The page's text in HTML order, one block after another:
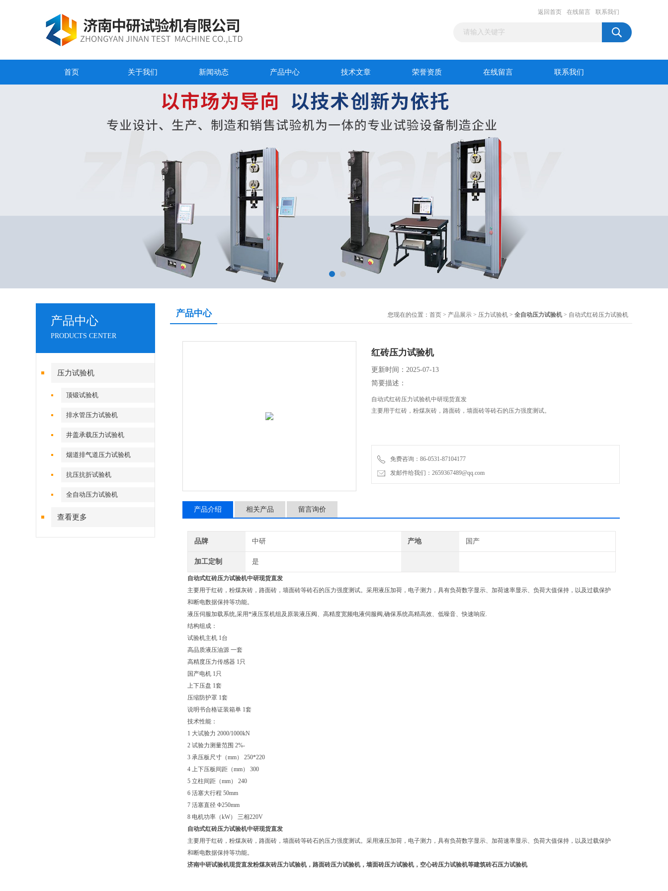
返回首页 在线留言 联系我们
首页 关于我们 新闻动态 产品中心 技术文章 荣誉资质 在线留言 联系我们
产品中心
PRODUCTS CENTER
压力试验机
顶锻试验机
排水管压力试验机
井盖承载压力试验机
烟道排气道压力试验机
抗压抗折试验机
全自动压力试验机
查看更多
产品中心 您现在的位置： 首页 > 产品展示 > 压力试验机 > 全自动压力试验机 > 自动式红砖压力试验机
红砖压力试验机
更新时间：2025-07-13
简要描述：
自动式红砖压力试验机中研现货直发
主要用于红砖，粉煤灰砖，路面砖，墙面砖等砖石的压力强度测试。
免费咨询：86-0531-87104177
发邮件给我们：2659367489@qq.com
产品介绍 相关产品 留言询价
品牌 中研 产地 国产
加工定制 是
自动式红砖压力试验机中研现货直发
主要用于红砖，粉煤灰砖，路面砖，墙面砖等砖石的压力强度测试。采用液压加荷，电子测力，具有负荷数字显示、加荷速率显示、负荷大值保持，以及过载保护
和断电数据保持等功能。
液压伺服加载系统,采用*液压泵机组及原装液压阀、高精度宽频电液伺服阀,确保系统高精高效、低噪音、快速响应.
结构组成：
试验机主机 1台
高品质液压油源 一套
高精度压力传感器 1只
国产电机 1只
上下压盘 1套
压缩防护罩 1套
说明书合格证装箱单 1套
技术性能：
1 大试验力 2000/1000kN
2 试验力测量范围 2%-
3 承压板尺寸（mm） 250*220
4 上下压板间距（mm） 300
5 立柱间距（mm） 240
6 活塞大行程 50mm
7 活塞直径 Φ250mm
8 电机功率（kW） 三相220V
自动式红砖压力试验机中研现货直发
主要用于红砖，粉煤灰砖，路面砖，墙面砖等砖石的压力强度测试。采用液压加荷，电子测力，具有负荷数字显示、加荷速率显示、负荷大值保持，以及过载保护
和断电数据保持等功能。
济南中研试验机现货直发粉煤灰砖压力试验机，路面砖压力试验机，墙面砖压力试验机，空心砖压力试验机等建筑砖石压力试验机